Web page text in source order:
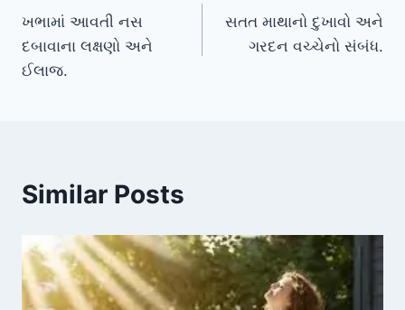
navigation
ખભામાં આવતી નસ
દબાવાના લક્ષણો અને
ઈલાજ.
સતત માથાનો દુખાવો અને
ગરદન વચ્ચેનો સંબંધ.
Similar Posts